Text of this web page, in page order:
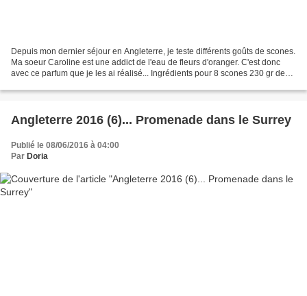
Depuis mon dernier séjour en Angleterre, je teste différents goûts de scones.
Ma soeur Caroline est une addict de l'eau de fleurs d'oranger. C'est donc
avec ce parfum que je les ai réalisé... Ingrédients pour 8 scones 230 gr de
Angleterre 2016 (6)... Promenade dans le Surrey
Publié le 08/06/2016 à 04:00
Par Doria